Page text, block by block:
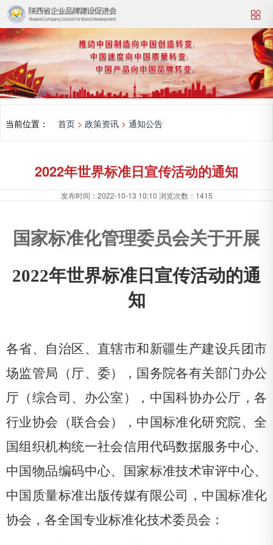
当前位置： 首页 > 政策资讯 > 通知公告
2022年世界标准日宣传活动的通知
发布时间： 2022-10-13 10:10 浏览次数： 1415
国家标准化管理委员会关于开展
2022年世界标准日宣传活动的通
知
各省、自治区、直辖市和新疆生产建设兵团市
场监管局（厅、委），国务院各有关部门办公
厅（综合司、办公室），中国科协办公厅，各
行业协会（联合会），中国标准化研究院、全
国组织机构统一社会信用代码数据服务中心、
中国物品编码中心、国家标准技术审评中心、
中国质量标准出版传媒有限公司，中国标准化
协会，各全国专业标准化技术委员会：